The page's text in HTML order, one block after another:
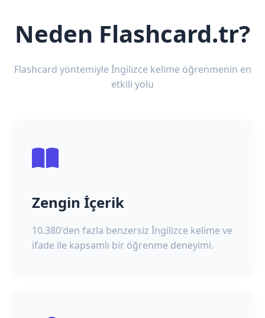
Neden Flashcard.tr?
Flashcard yöntemiyle İngilizce kelime öğrenmenin en
etkili yolu
Zengin İçerik
10.380'den fazla benzersiz İngilizce kelime ve
ifade ile kapsamlı bir öğrenme deneyimi.